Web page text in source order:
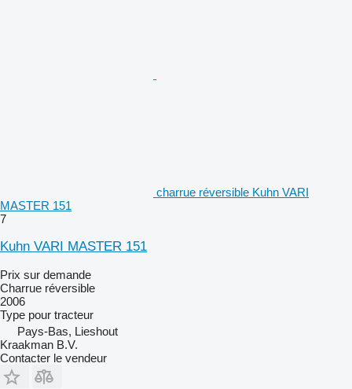
charrue réversible Kuhn VARI
MASTER 151
7
Kuhn VARI MASTER 151
Prix sur demande
Charrue réversible
2006
Type pour tracteur
Pays-Bas, Lieshout
Kraakman B.V.
Contacter le vendeur